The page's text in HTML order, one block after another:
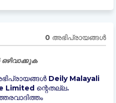
0 അഭിപ്രായങ്ങള്‍
Deily Malayali
Limited ന്റെതല്ല.